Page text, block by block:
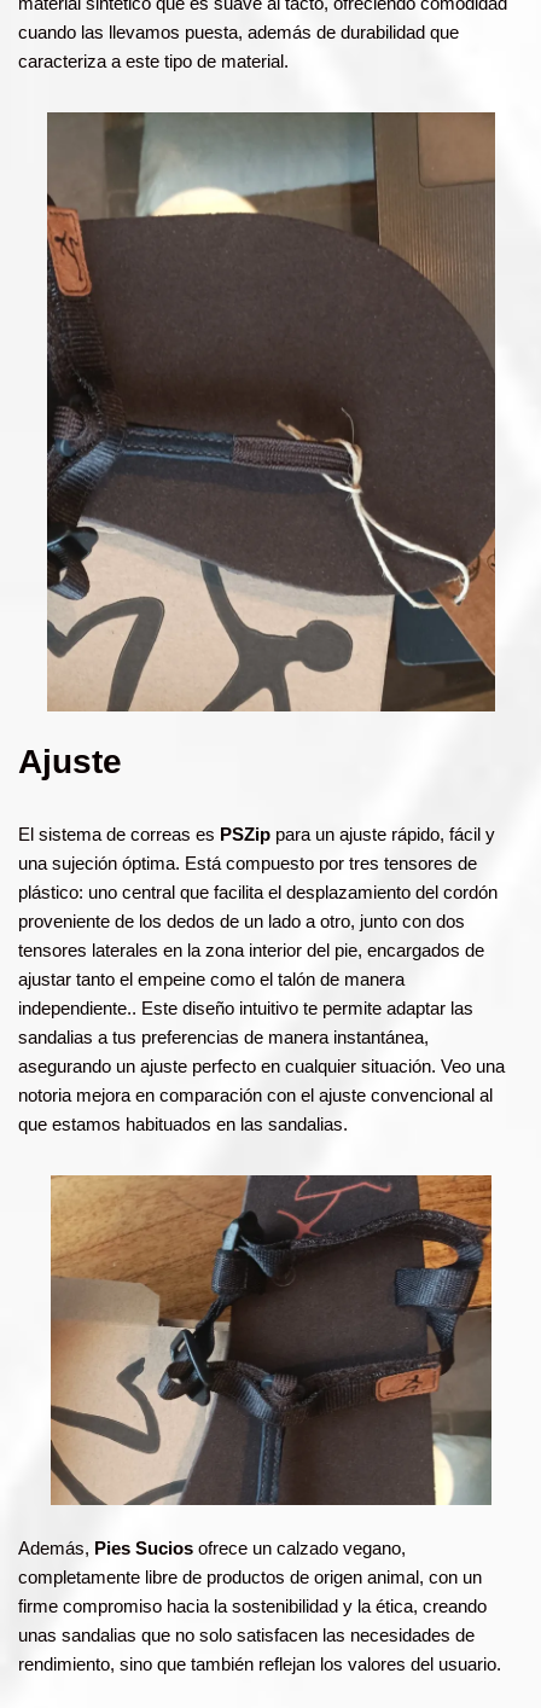
cuando las llevamos puesta, además de durabilidad que
caracteriza a este tipo de material.
Ajuste
El sistema de correas es PSZip para un ajuste rápido, fácil y
una sujeción óptima. Está compuesto por tres tensores de
plástico: uno central que facilita el desplazamiento del cordón
proveniente de los dedos de un lado a otro, junto con dos
tensores laterales en la zona interior del pie, encargados de
ajustar tanto el empeine como el talón de manera
independiente.. Este diseño intuitivo te permite adaptar las
sandalias a tus preferencias de manera instantánea,
asegurando un ajuste perfecto en cualquier situación. Veo una
notoria mejora en comparación con el ajuste convencional al
que estamos habituados en las sandalias.
Además, Pies Sucios ofrece un calzado vegano,
completamente libre de productos de origen animal, con un
firme compromiso hacia la sostenibilidad y la ética, creando
unas sandalias que no solo satisfacen las necesidades de
rendimiento, sino que también reflejan los valores del usuario.